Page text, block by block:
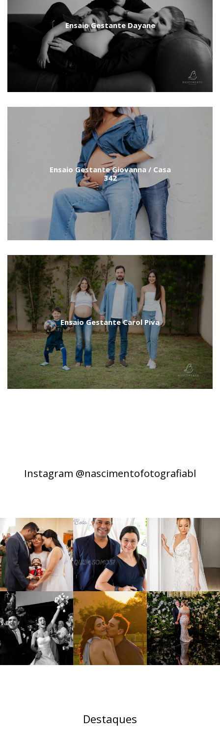
Ensaio Gestante Dayane
Ensaio Gestante Giovanna / Casa
342
Ensaio Gestante Carol Piva
Instagram @nascimentofotografiabl
Destaques